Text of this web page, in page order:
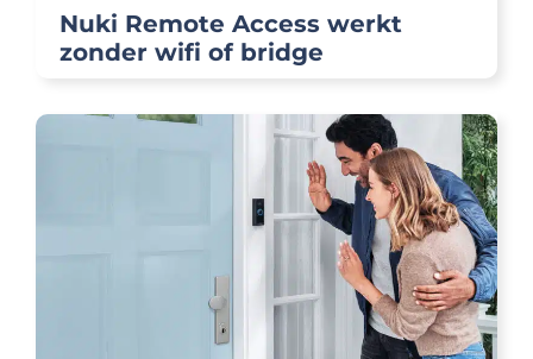
Nuki Remote Access werkt
zonder wifi of bridge